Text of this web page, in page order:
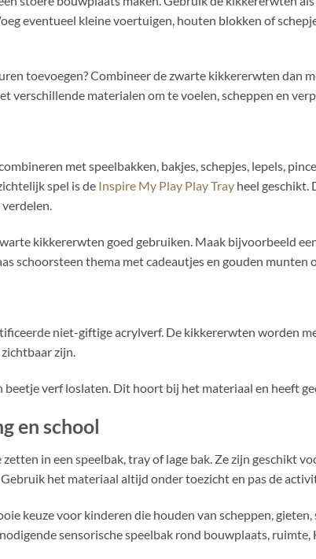
eventueel kleine voertuigen, houten blokken of
toevoegen? Combineer de zwarte kikkererwten dan
verschillende materialen om te voelen, scheppen en
met speelbakken, bakjes, schepjes, lepels,
spel is de Inspire My Play Play Tray heel geschikt.
kikkererwten goed gebruiken. Maak bijvoorbeeld
schoorsteen thema met cadeautjes en gouden munten
niet-giftige acrylverf. De kikkererwten worden
zijn.
verf loslaten. Dit hoort bij het materiaal en heeft
en school
in een speelbak, tray of lage bak. Ze zijn geschikt
het materiaal altijd onder toezicht en pas de
keuze voor kinderen die houden van scheppen,
sensorische speelbak rond bouwplaats,